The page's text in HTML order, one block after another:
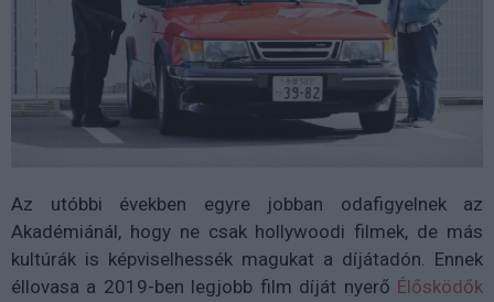
Az utóbbi években egyre jobban odafigyelnek az
Akadémiánál, hogy ne csak hollywoodi filmek, de más
kultúrák is képviselhessék magukat a díjátadón. Ennek
éllovasa a 2019-ben legjobb film díját nyerő Élősködők